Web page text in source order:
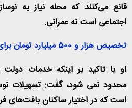
قانع می‌کنند که محله نیاز به
اجتماعی است نه عمرانی.
تخصیص هزار و 500 میلیارد تومان برای انجام خدمات روبنایی
او با تاکید بر اینکه خدمات
محدود نمی شود، گفت: تسهیلات
است که در اختیار ساکنان بافت‌های